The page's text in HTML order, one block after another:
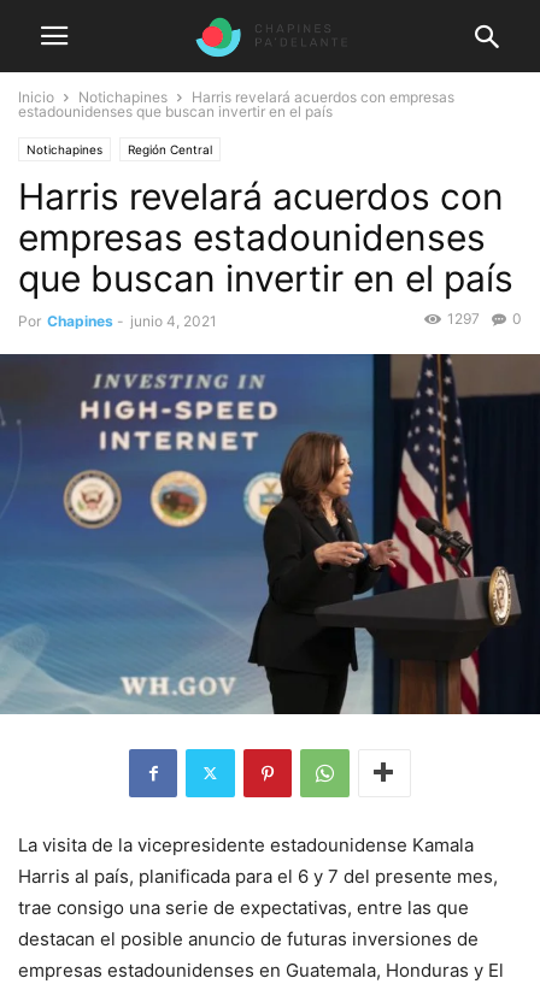
Inicio Notichapines
Harris revelará acuerdos con empresas
estadounidenses que buscan invertir en el país
Notichapines Región Central
Harris revelará acuerdos con
empresas estadounidenses
que buscan invertir en el país
Por Chapines - junio 4, 2021 0
1297
La visita de la vicepresidente estadounidense Kamala
Harris al país, planificada para el 6 y 7 del presente mes,
trae consigo una serie de expectativas, entre las que
destacan el posible anuncio de futuras inversiones de
empresas estadounidenses en Guatemala, Honduras y El